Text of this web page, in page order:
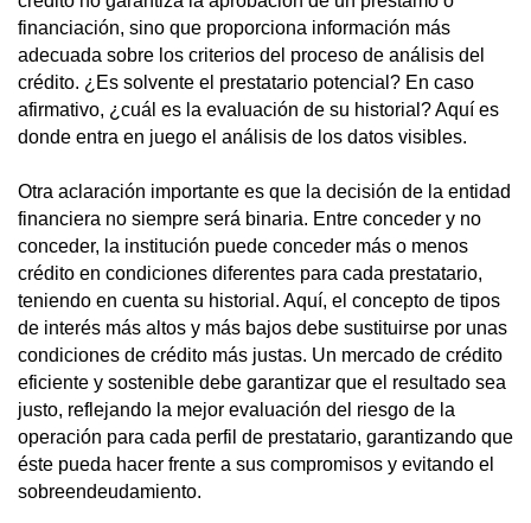
financiación, sino que proporciona información más
adecuada sobre los criterios del proceso de análisis del
crédito. ¿Es solvente el prestatario potencial? En caso
afirmativo, ¿cuál es la evaluación de su historial? Aquí es
donde entra en juego el análisis de los datos visibles.
Otra aclaración importante es que la decisión de la entidad
financiera no siempre será binaria. Entre conceder y no
conceder, la institución puede conceder más o menos
crédito en condiciones diferentes para cada prestatario,
teniendo en cuenta su historial. Aquí, el concepto de tipos
de interés más altos y más bajos debe sustituirse por unas
condiciones de crédito más justas. Un mercado de crédito
eficiente y sostenible debe garantizar que el resultado sea
justo, reflejando la mejor evaluación del riesgo de la
operación para cada perfil de prestatario, garantizando que
éste pueda hacer frente a sus compromisos y evitando el
sobreendeudamiento.